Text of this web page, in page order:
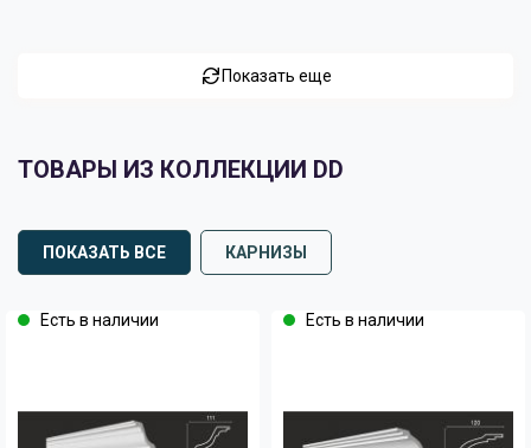
Показать еще
ТОВАРЫ ИЗ КОЛЛЕКЦИИ DD
ПОКАЗАТЬ ВСЕ КАРНИЗЫ
Есть в наличии Есть в наличии